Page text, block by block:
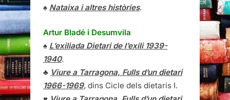
♠ Nataixa i altres històries.
Artur Bladé i Desumvila
♠ L’exiliada Dietari de l’exili 1939-
1940.
♣ Viure a Tarragona, Fulls d’un dietari
1966-1969, dins Cicle dels dietaris I.